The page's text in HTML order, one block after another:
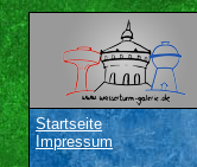
Startseite
Impressum